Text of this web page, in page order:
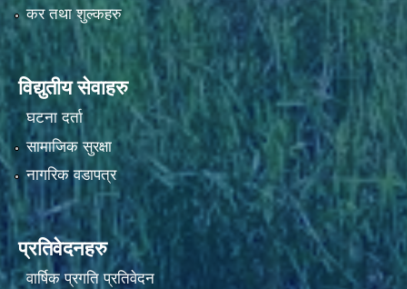
कर तथा शुल्कहरु
विद्युतीय सेवाहरु
घटना दर्ता
सामाजिक सुरक्षा
नागरिक वडापत्र
प्रतिवेदनहरु
वार्षिक प्रगति प्रतिवेदन